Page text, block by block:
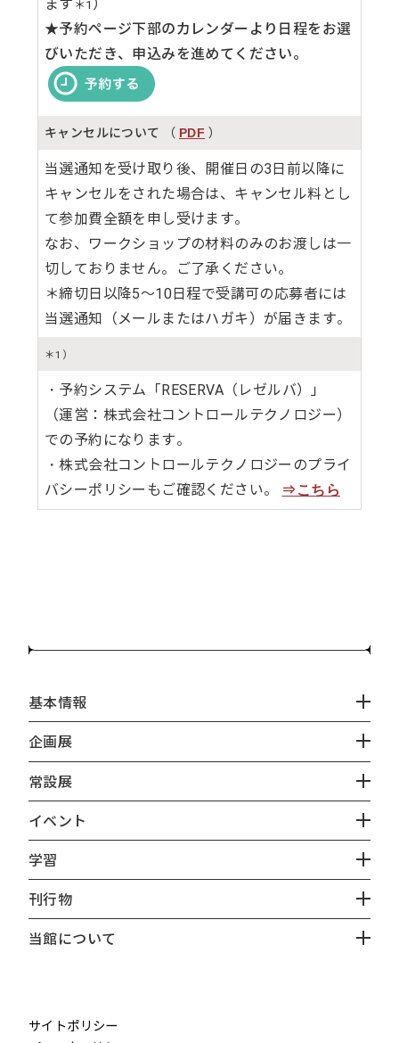
ます ＊1 ）
★予約ページ下部のカレンダーより日程をお選
びいただき、申込みを進めてください。
キャンセルについて （ PDF ）
当選通知を受け取り後、開催日の3日前以降に
キャンセルをされた場合は、キャンセル料とし
て参加費全額を申し受けます。
なお、ワークショップの材料のみのお渡しは一
切しておりません。ご了承ください。
＊締切日以降5～10日程で受講可の応募者には
当選通知（メールまたはハガキ）が届きます。
＊1）
・予約システム「RESERVA（レゼルバ）」
（運営：株式会社コントロールテクノロジー）
での予約になります。
・株式会社コントロールテクノロジーのプライ
バシーポリシーもご確認ください。
⇒こちら
基本情報
企画展
常設展
イベント
学習
刊行物
当館について
サイトポリシー